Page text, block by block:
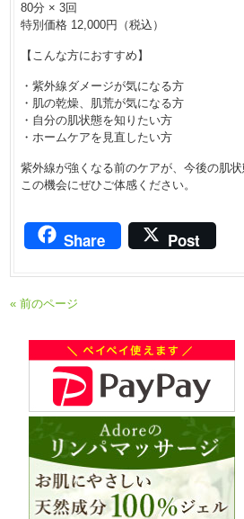
80分 × 3回
特別価格 12,000円（税込）
【こんな方におすすめ】
・紫外線ダメージが気になる方
・肌の乾燥、肌荒が気になる方
・自分の肌状態を知りたい方
・ホームケアを見直したい方
紫外線が強くなる前のケアが、今後の肌状
この機会にぜひご体感ください。
Share Post
« 前のページ